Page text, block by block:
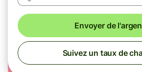
Envoyer de
Suivez un taux de